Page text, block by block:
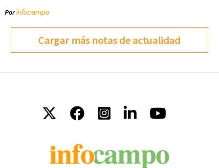
Porinfocampo
Cargar más notas de actualidad